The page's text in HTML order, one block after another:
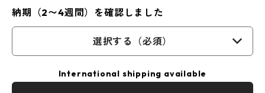
納期（2〜4週間）を確認しました
選択する（必須）
International shipping available